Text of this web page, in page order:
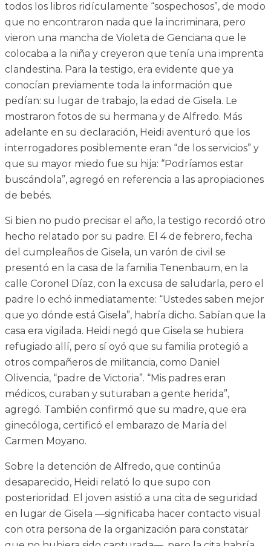
todos los libros ridículamente “sospechosos”, de modo
que no encontraron nada que la incriminara, pero
vieron una mancha de Violeta de Genciana que le
colocaba a la niña y creyeron que tenía una imprenta
clandestina. Para la testigo, era evidente que ya
conocían previamente toda la información que
pedían: su lugar de trabajo, la edad de Gisela. Le
mostraron fotos de su hermana y de Alfredo. Más
adelante en su declaración, Heidi aventuró que los
interrogadores posiblemente eran “de los servicios” y
que su mayor miedo fue su hija: “Podríamos estar
buscándola”, agregó en referencia a las apropiaciones
de bebés.
Si bien no pudo precisar el año, la testigo recordó otro
hecho relatado por su padre. El 4 de febrero, fecha
del cumpleaños de Gisela, un varón de civil se
presentó en la casa de la familia Tenenbaum, en la
calle Coronel Díaz, con la excusa de saludarla, pero el
padre lo echó inmediatamente: “Ustedes saben mejor
que yo dónde está Gisela”, habría dicho. Sabían que la
casa era vigilada. Heidi negó que Gisela se hubiera
refugiado allí, pero sí oyó que su familia protegió a
otros compañeros de militancia, como Daniel
Olivencia, “padre de Victoria”. “Mis padres eran
médicos, curaban y suturaban a gente herida”,
agregó. También confirmó que su madre, que era
ginecóloga, certificó el embarazo de María del
Carmen Moyano.
Sobre la detención de Alfredo, que continúa
desaparecido, Heidi relató lo que supo con
posterioridad. El joven asistió a una cita de seguridad
en lugar de Gisela —significaba hacer contacto visual
con otra persona de la organización para constatar